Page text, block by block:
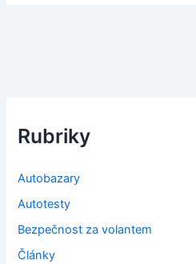
Rubriky
Autobazary
Autotesty
Bezpečnost za volantem
Články